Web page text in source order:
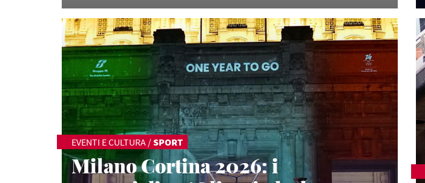
EVENTI E CULTURA /SPORT
Milano Cortina 2026: i